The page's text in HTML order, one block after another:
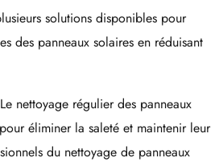
solutions disponibles pour
des panneaux solaires en réduisant
nettoyage régulier des panneaux
éliminer la saleté et maintenir leur
du nettoyage de panneaux